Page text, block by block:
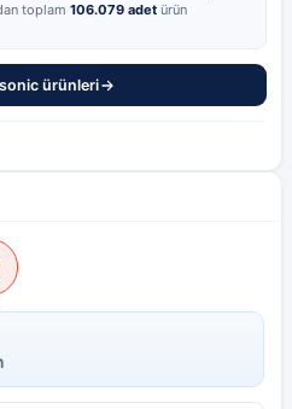
toplam 106.079 adet ürün
ürünleri